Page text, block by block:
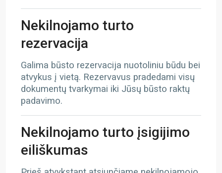
Nekilnojamo turto
rezervacija
Galima būsto rezervacija nuotoliniu būdu bei
atvykus į vietą. Rezervavus pradedami visų
dokumentų tvarkymai iki Jūsų būsto raktų
padavimo.
Nekilnojamo turto įsigijimo
eiliškumas